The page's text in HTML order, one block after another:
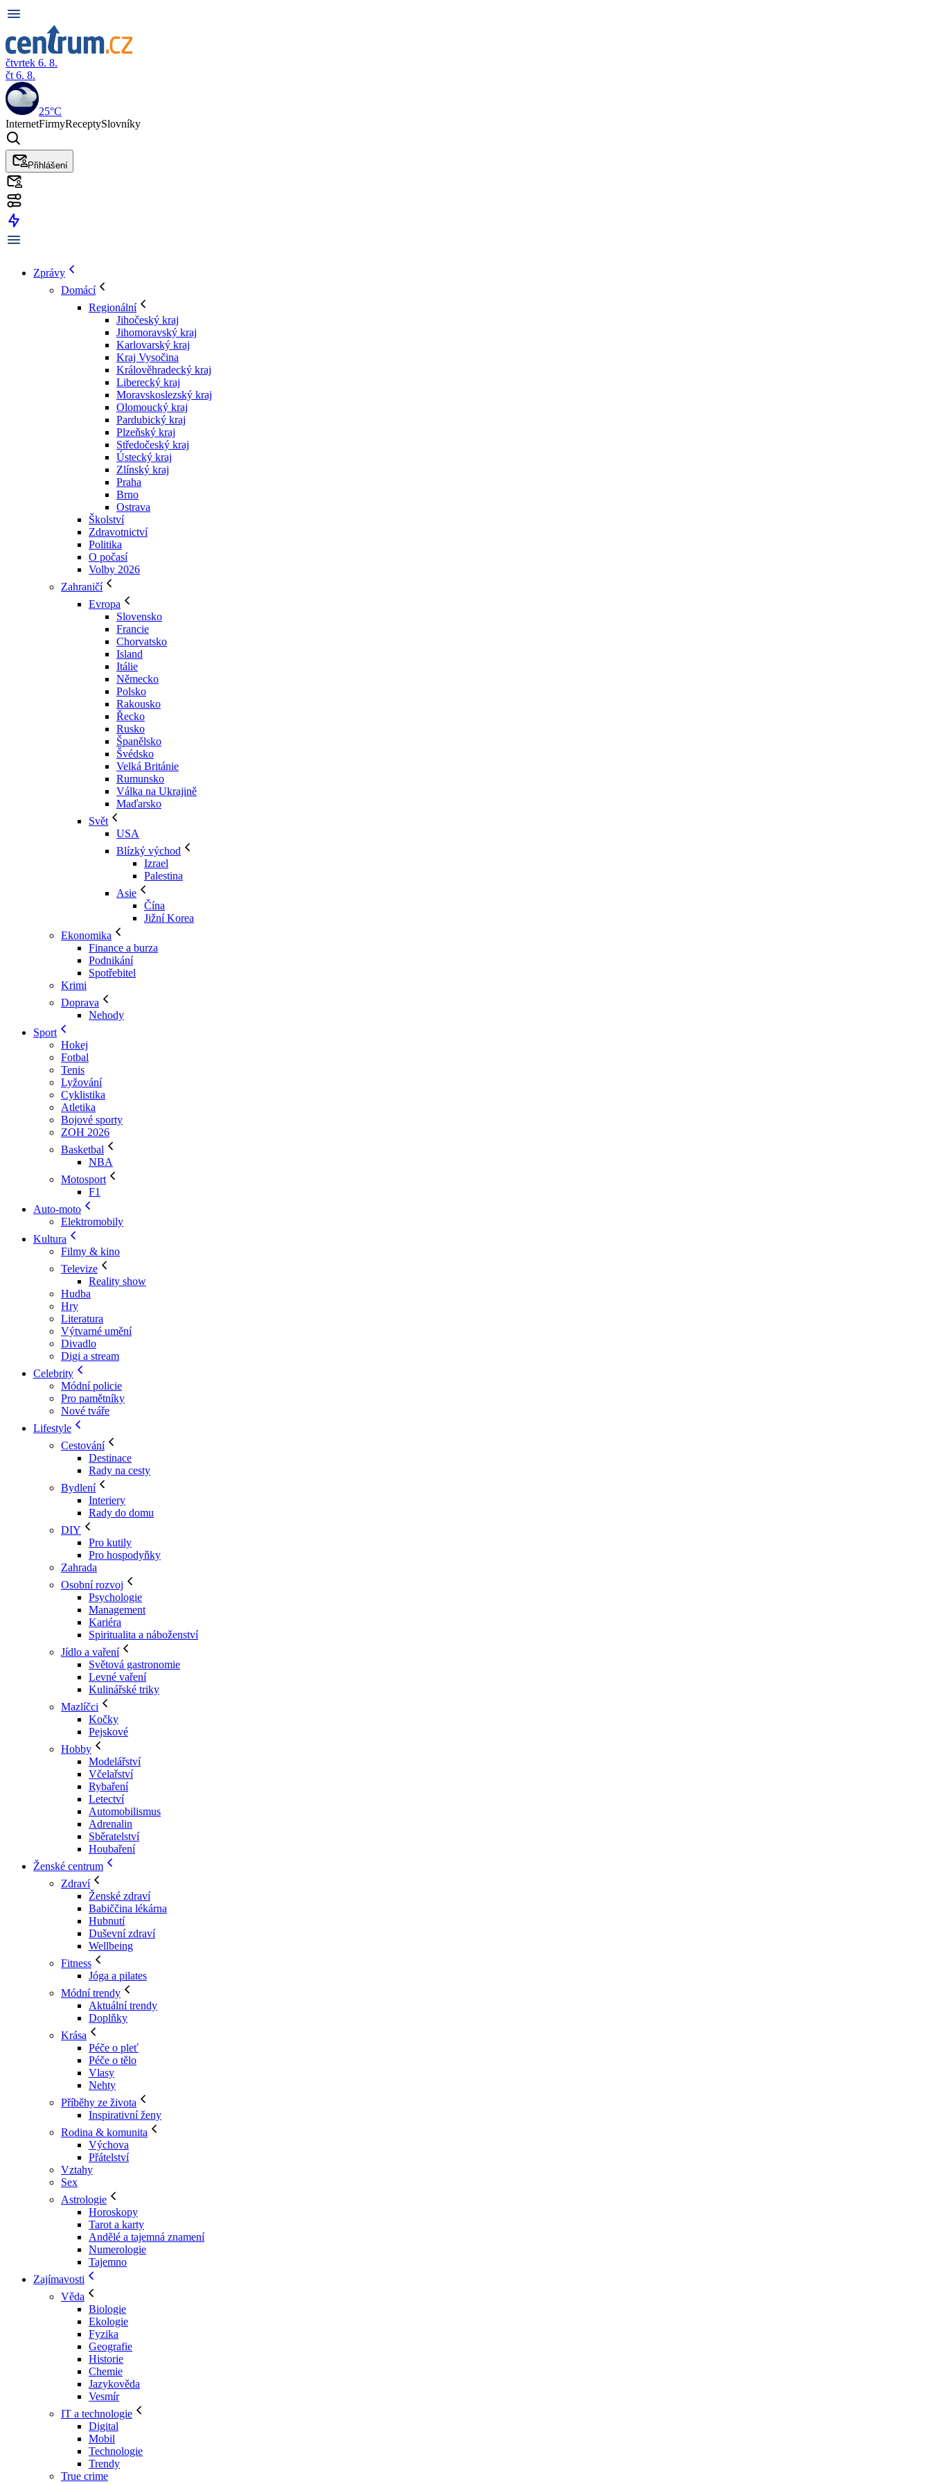
čtvrtek 6. 8.
čt 6. 8.
25°C
InternetFirmyReceptySlovníky
Přihlášení
Zprávy
Domácí
Regionální
Jihočeský kraj
Jihomoravský kraj
Karlovarský kraj
Kraj Vysočina
Králověhradecký kraj
Liberecký kraj
Moravskoslezský kraj
Olomoucký kraj
Pardubický kraj
Plzeňský kraj
Středočeský kraj
Ústecký kraj
Zlínský kraj
Praha
Brno
Ostrava
Školství
Zdravotnictví
Politika
O počasí
Volby 2026
Zahraničí
Evropa
Slovensko
Francie
Chorvatsko
Island
Itálie
Německo
Polsko
Rakousko
Řecko
Rusko
Španělsko
Švédsko
Velká Británie
Rumunsko
Válka na Ukrajině
Maďarsko
Svět
USA
Blízký východ
Izrael
Palestina
Asie
Čína
Jižní Korea
Ekonomika
Finance a burza
Podnikání
Spotřebitel
Krimi
Doprava
Nehody
Sport
Hokej
Fotbal
Tenis
Lyžování
Cyklistika
Atletika
Bojové sporty
ZOH 2026
Basketbal
NBA
Motosport
F1
Auto-moto
Elektromobily
Kultura
Filmy & kino
Televize
Reality show
Hudba
Hry
Literatura
Výtvarné umění
Divadlo
Digi a stream
Celebrity
Módní policie
Pro pamětníky
Nové tváře
Lifestyle
Cestování
Destinace
Rady na cesty
Bydlení
Interiery
Rady do domu
DIY
Pro kutily
Pro hospodyňky
Zahrada
Osobní rozvoj
Psychologie
Management
Kariéra
Spiritualita a náboženství
Jídlo a vaření
Světová gastronomie
Levné vaření
Kulinářské triky
Mazlíčci
Kočky
Pejskové
Hobby
Modelářství
Včelařství
Rybaření
Letectví
Automobilismus
Adrenalin
Sběratelství
Houbaření
Ženské centrum
Zdraví
Ženské zdraví
Babiččina lékárna
Hubnutí
Duševní zdraví
Wellbeing
Fitness
Jóga a pilates
Módní trendy
Aktuální trendy
Doplňky
Krása
Péče o pleť
Péče o tělo
Vlasy
Nehty
Příběhy ze života
Inspirativní ženy
Rodina & komunita
Výchova
Přátelství
Vztahy
Sex
Astrologie
Horoskopy
Tarot a karty
Andělé a tajemná znamení
Numerologie
Tajemno
Zajímavosti
Věda
Biologie
Ekologie
Fyzika
Geografie
Historie
Chemie
Jazykověda
Vesmír
IT a technologie
Digital
Mobil
Technologie
Trendy
True crime